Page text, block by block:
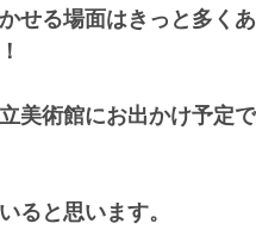
せる場面はきっと多くあ
術館にお出かけ予定で
ると思います。